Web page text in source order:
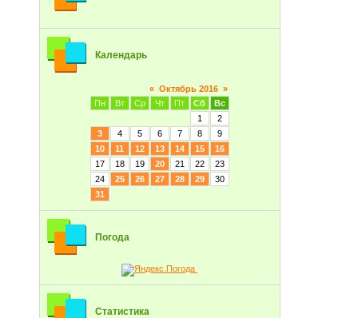
Календарь
« Октябрь 2016 »
Пн
Вт Ср Чт Пт Сб
Вс
1
2
3
4 5 6 7 8
9
10
11 12 13 14 15
16
17
18 19 20 21 22
23
24
25 26 27 28 29
30
31
Погода
Статистика